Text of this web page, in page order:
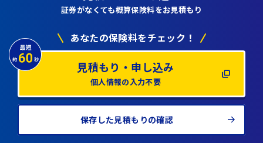
証券がなくても概算保険料をお見積もり
あなたの保険料をチェック！
見積もり・申し込み
個人情報の入力不要
保存した見積もりの確認